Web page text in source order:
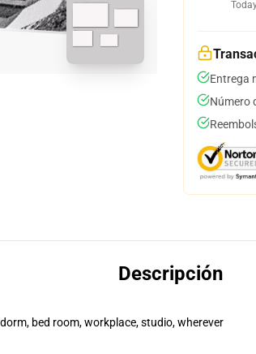
Entrega
Número
Descripción
bed room, workplace, studio, wherever